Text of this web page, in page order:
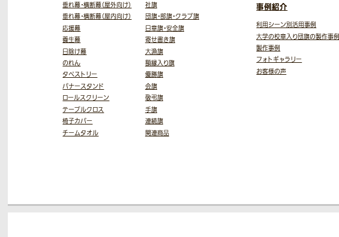
垂れ幕・横断幕（屋外向け）
垂れ幕・横断幕（屋内向け）
応援幕
養生幕
日除け幕
のれん
タペストリー
バナースタンド
ロールスクリーン
テーブルクロス
椅子カバー
チームタオル
社旗
団旗・部旗・クラブ旗
日章旗・安全旗
寄せ書き旗
大漁旗
額縁入り旗
優勝旗
会旗
敬弔旗
手旗
連続旗
関連商品
事例紹介
利用シーン別活用事例
大学の校章入り団旗の製作事例
製作事例
フォトギャラリー
お客様の声